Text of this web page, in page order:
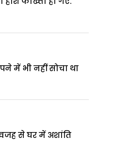
में भी नहीं सोचा था
से घर में अशांति